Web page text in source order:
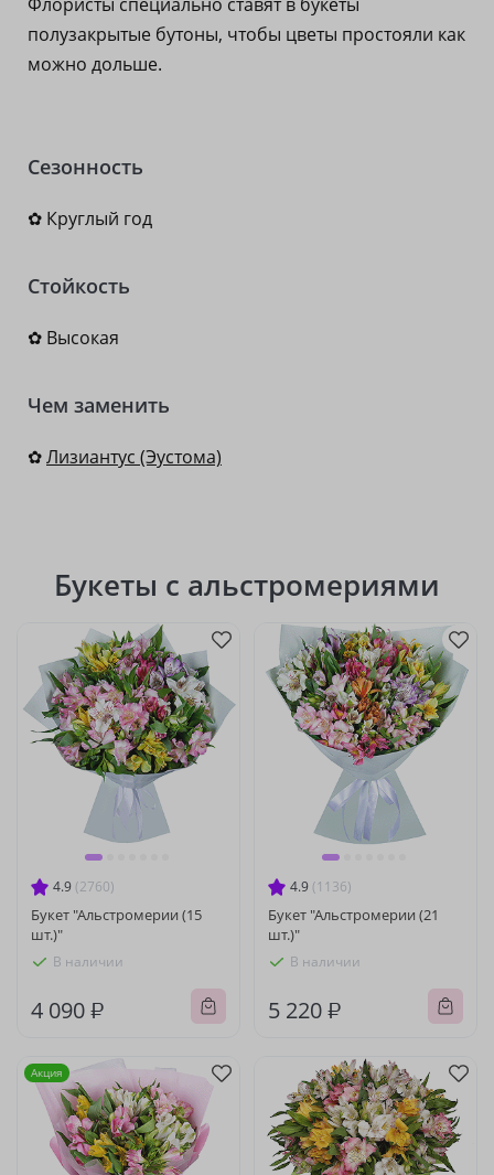
полузакрытые бутоны, чтобы цветы простояли как
можно дольше.
Сезонность
✿ Круглый год
Стойкость
✿ Высокая
Чем заменить
✿Лизиантус (Эустома)
Букеты с альстромериями
4.9 (2760)
Букет "Альстромерии (15
шт.)"
В наличии
4 090 ₽
4.9 (1136)
Букет "Альстромерии (21
шт.)"
В наличии
5 220 ₽
Акция